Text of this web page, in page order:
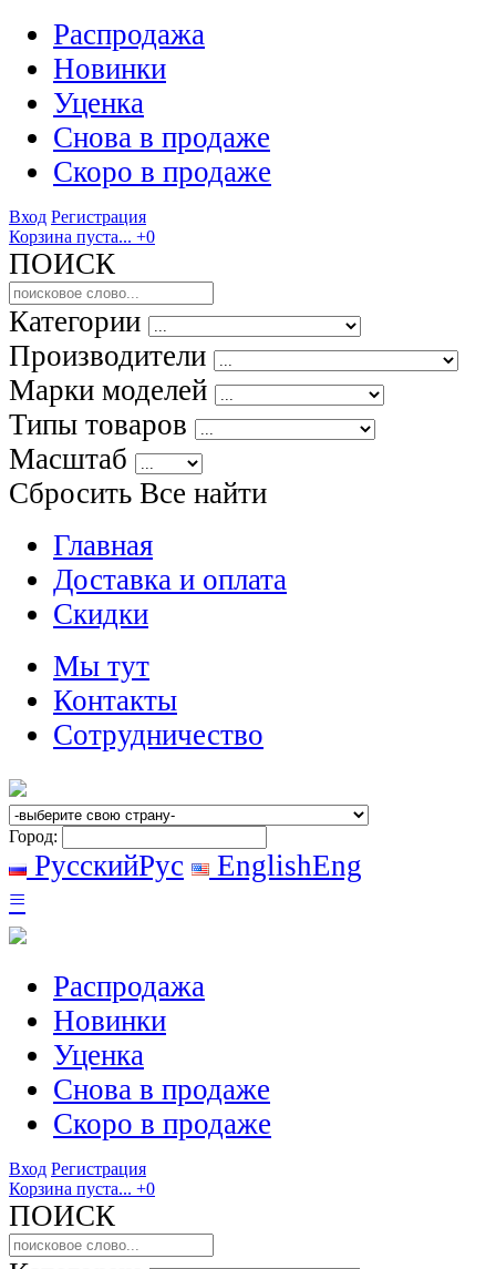
Распродажа
Новинки
Уценка
Снова в продаже
Скоро в продаже
Вход Регистрация
Корзина пуста... +0
ПОИСК
Категории
Производители
Марки моделей
Типы товаров
Масштаб
Сбросить Все найти
Главная
Доставка и оплата
Скидки
Мы тут
Контакты
Сотрудничество
Город:
РусскийРус EnglishEng
≡
Распродажа
Новинки
Уценка
Снова в продаже
Скоро в продаже
Вход Регистрация
Корзина пуста... +0
ПОИСК